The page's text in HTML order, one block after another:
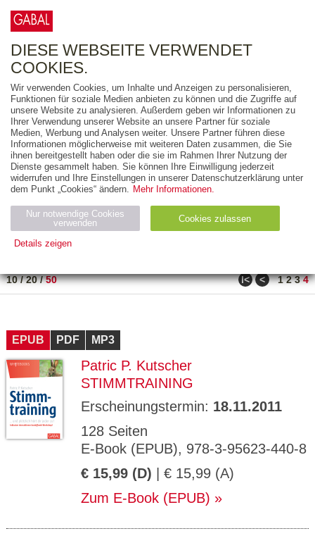
FREITEXT
AUSGABEART
AUS DER REIHE
ZUM THEMA
Neuerscheinung
Bestseller
PREIS
10/20/50 ǀ< < 1 2 3 4
EPUB PDF MP3
Patric P. Kutscher
STIMMTRAINING
Erscheinungstermin: 18.11.2011
128 Seiten
E-Book (EPUB), 978-3-95623-440-8
€ 15,99 (D) | € 15,99 (A)
Zum E-Book (EPUB)
DIESE WEBSEITE VERWENDET
COOKIES.
Wir verwenden Cookies, um Inhalte und Anzeigen zu personalisieren,
Funktionen für soziale Medien anbieten zu können und die Zugriffe auf
unsere Website zu analysieren. Außerdem geben wir Informationen zu
Ihrer Verwendung unserer Website an unsere Partner für soziale
Medien, Werbung und Analysen weiter. Unsere Partner führen diese
Informationen möglicherweise mit weiteren Daten zusammen, die Sie
ihnen bereitgestellt haben oder die sie im Rahmen Ihrer Nutzung der
Dienste gesammelt haben. Sie können Ihre Einwilligung jederzeit
widerrufen und Ihre Einstellungen in unserer Datenschutzerklärung unter
dem Punkt „Cookies“ ändern. Mehr Informationen.
Nur notwendige Cookies
verwenden
Cookies zulassen
Details zeigen
Name Zweck
ESSION
_ID
verlag.
de
Session verwendet
GV_CO
OKIES
gabal-
verlag.
Speichert den Zustimmungsstatus des
Domäne.